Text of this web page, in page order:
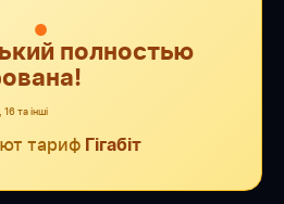
●
полностью
та інші
тариф Гігабіт